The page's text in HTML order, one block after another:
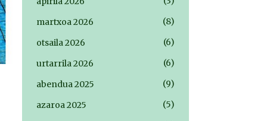
martxoa 2026
8
otsaila 2026
6
urtarrila 2026
6
abendua 2025
9
azaroa 2025
5